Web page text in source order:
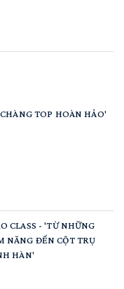
TOP HOÀN HẢO'
CLASS - 'TỪ NHỮNG
NĂNG ĐẾN CỘT TRỤ
HÀN'